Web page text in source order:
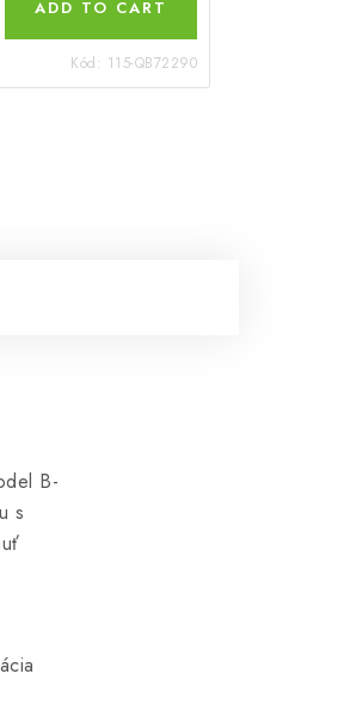
ADD TO CART
Kód: 115-QB72290
B-
s